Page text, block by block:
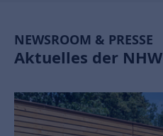
NEWSROOM & PRESSE
Aktuelles der NHW